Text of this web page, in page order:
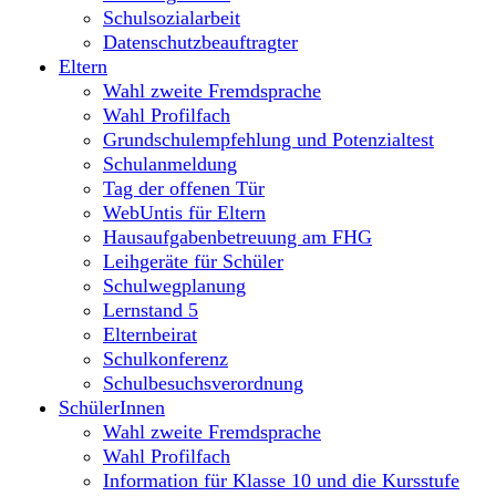
Schulsozialarbeit
Datenschutzbeauftragter
Eltern
Wahl zweite Fremdsprache
Wahl Profilfach
Grundschulempfehlung und Potenzialtest
Schulanmeldung
Tag der offenen Tür
WebUntis für Eltern
Hausaufgabenbetreuung am FHG
Leihgeräte für Schüler
Schulwegplanung
Lernstand 5
Elternbeirat
Schulkonferenz
Schulbesuchsverordnung
SchülerInnen
Wahl zweite Fremdsprache
Wahl Profilfach
Information für Klasse 10 und die Kursstufe